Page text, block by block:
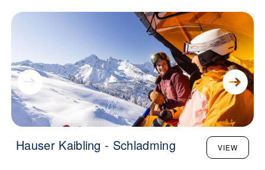
Hauser Kaibling - Schladming VIEW